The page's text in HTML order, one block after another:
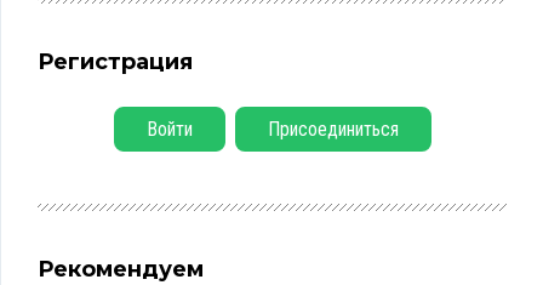
Регистрация
Войти Присоединиться
Рекомендуем